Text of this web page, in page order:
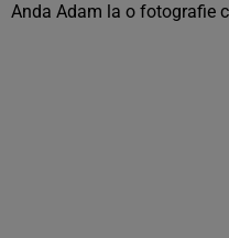
Anda Adam la o fotografie